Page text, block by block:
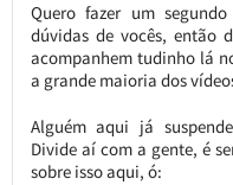
Quero fazer um
dúvidas de vocês, então
acompanhem tudinho lá
a grande maioria dos
Alguém aqui já
Divide aí com a gente, é
sobre isso aqui, ó: